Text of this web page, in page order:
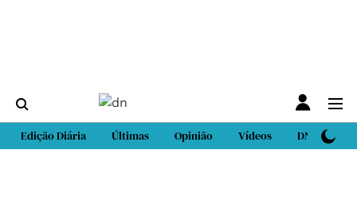
Edição Diária Últimas Opinião Vídeos DN Sport